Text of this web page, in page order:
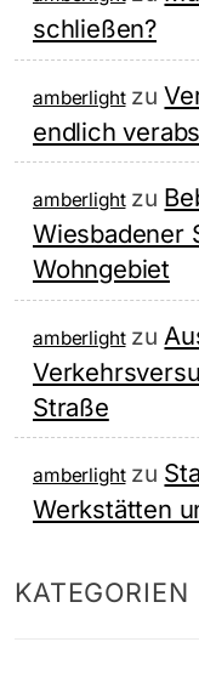
schließen?
amberlightzu
endlich
amberlightzu
Wiesbadener
Wohngebiet
amberlightzu
Straße
amberlightzu
Werkstätten
KATEGORIEN